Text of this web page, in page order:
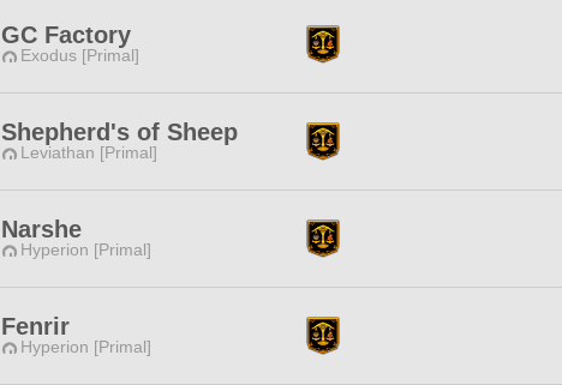
GC Factory
Exodus [Primal]
Shepherd's of Sheep
Leviathan [Primal]
Narshe
Hyperion [Primal]
Fenrir
Hyperion [Primal]